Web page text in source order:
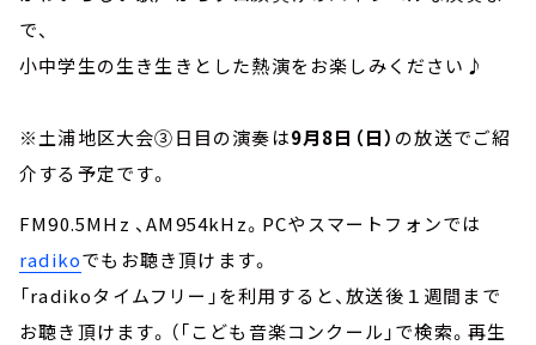
で、
小中学生の生き生きとした熱演をお楽しみください♪
※土浦地区大会③日目の演奏は9月8日（日） の放送でご紹
介する予定です。
FM90.5MHz 、AM954kHz。PCやスマートフォンでは
radikoでもお聴き頂けます。
「radikoタイムフリー」を利用すると、放送後１週間まで
お聴き頂けます。（「こども音楽コンクール」で検索。再生